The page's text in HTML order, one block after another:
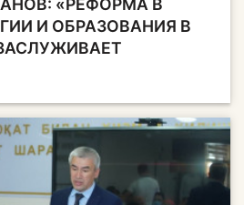
«РЕФОРМА В
И ОБРАЗОВАНИЯ В